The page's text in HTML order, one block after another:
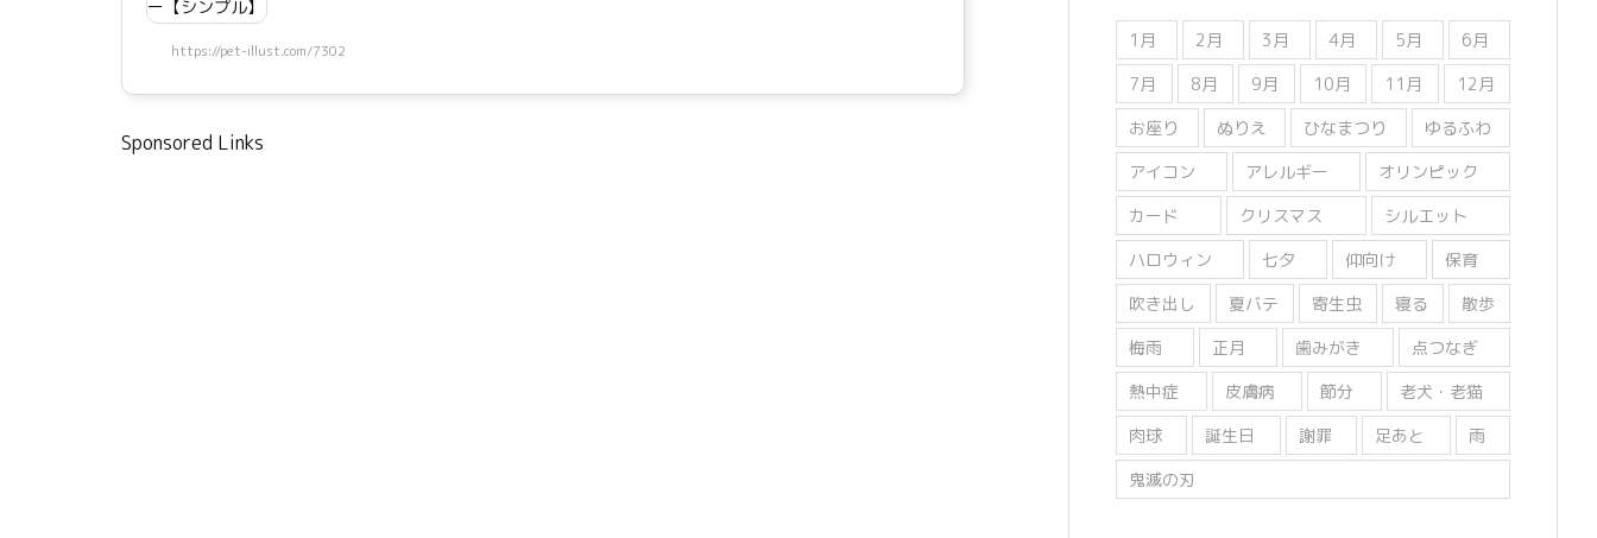
https://pet-illust.com/7302
Sponsored Links
1月 2月 3月 4月 5月
6月
7月
8月 9月 10月 11月
12月
お座り
ぬりえ ひなまつり
ゆるふわ
アイコン
アレルギー
オリンピック
カード
クリスマス
シルエット
ハロウィン
七夕 仰向け
保育
吹き出し
夏バテ 寄生虫 寝る
散歩
梅雨
正月 歯みがき
点つなぎ
熱中症
皮膚病 節分
老犬・老猫
肉球
誕生日 謝罪 足あと
雨
鬼滅の刃